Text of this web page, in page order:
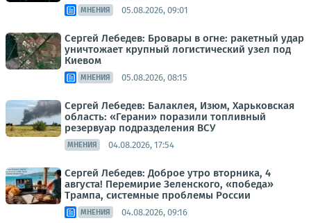
МНЕНИЯ 05.08.2026, 09:01
Сергей Лебедев: Бровары в огне: ракетный удар
уничтожает крупный логистический узел под
Киевом
МНЕНИЯ 05.08.2026, 08:15
Сергей Лебедев: Балаклея, Изюм, Харьковская
область: «Герани» поразили топливный
резервуар подразделения ВСУ
МНЕНИЯ 04.08.2026, 17:54
Сергей Лебедев: Доброе утро вторника, 4
августа! Перемирие Зеленского, «победа»
Трампа, системные проблемы России
МНЕНИЯ 04.08.2026, 09:16